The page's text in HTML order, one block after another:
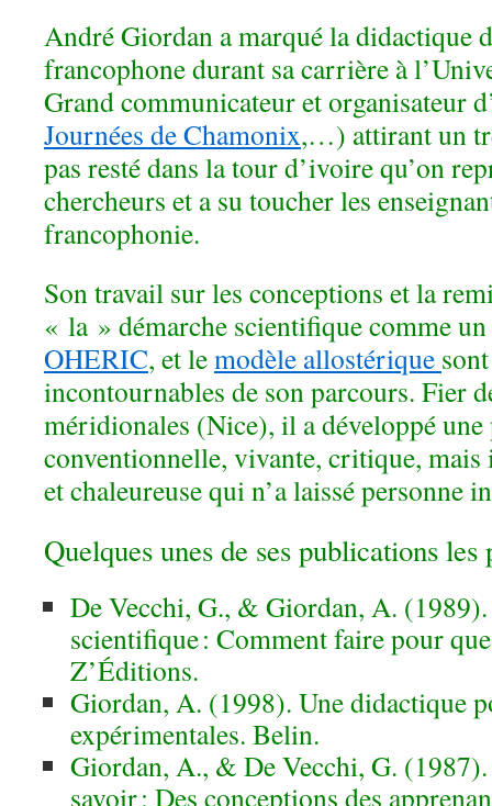
André Giordan a marqué la didactique
francophone durant sa carrière à
Grand communicateur et organisateur
Journées de Chamonix,…) attirant un
pas resté dans la tour d’ivoire qu’on
chercheurs et a su toucher les
francophonie.
Son travail sur les conceptions et la
« la » démarche scientifique comme
OHERIC, et lemodèle allostérique
incontournables de son parcours. Fier
méridionales (Nice), il a développé une
conventionnelle, vivante, critique, mais
et chaleureuse quin’a laissé personne
Quelques unes de ses publications les
De Vecchi, G., & Giordan, A. (1989).
scientifique : Comment faire pour
Z’Éditions.
Giordan, A. (1998). Une didactique
expérimentales. Belin.
Giordan, A., & De Vecchi, G.
savoir : Des conceptions des